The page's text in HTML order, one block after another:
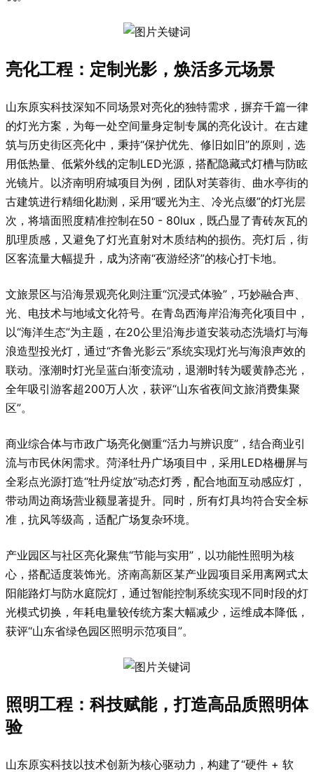
亮化工程：定制光影，焕活多元场景
山东原实科技深知不同场景对亮化的独特需求，摒弃千篇一律
的灯光方案，为每一处空间量身定制专属的亮化设计。在古建
筑与历史街区亮化中，秉持“保护优先、修旧如旧”的原则，选
用低热量、低紫外线的定制LED光源，搭配隐藏式灯槽与防眩
光镜片。以济南明府城项目为例，团队对芙蓉街、曲水亭街的
古建筑进行精细化勘测，采用“暖光为主、冷光点缀”的灯光层
次，将墙面照度精准控制在50 - 80lux，既凸显了青砖灰瓦的
肌理质感，又避免了灯光直射对木质结构的损伤。亮灯后，街
区客流量大幅提升，成为济南“夜游经济”的核心打卡地。
文旅景区与沿海景观亮化则注重“沉浸式体验”，巧妙融合声、
光、电技术与地域文化符号。在青岛西海岸沿海亮化项目中，
以“海洋生态”为主题，在20公里沿海步道安装动态洗墙灯与海
浪造型投光灯，通过“齐鲁光影云”系统实现灯光与海浪声效的
联动。涨潮时灯光呈蓝白渐变流动，退潮时转为暖黄静态光，
全年吸引游客超200万人次，获评“山东省夜间文旅消费集聚
区”。
商业综合体与市政广场亮化侧重“活力与辨识度”，结合商业引
流与市民休闲需求。菏泽牡丹广场项目中，采用LED格栅屏与
全彩点光源打造“牡丹绽放”动态灯秀，配合地面互动感应灯，
带动周边商场营业额显著提升。同时，所有灯具均符合安全标
准，抗风等级高，适配广场复杂环境。
产业园区与社区亮化聚焦“节能与实用”，以功能性照明为核
心，搭配适度装饰光。济南高新区某产业园项目采用离网式太
阳能路灯与防水庭院灯，通过智能控制系统实现不同时段的灯
光模式切换，年耗电量较传统方案大幅减少，运维成本降低，
获评“山东省绿色园区照明示范项目”。
照明工程：科技赋能，打造高品质照明体
验
山东原实科技以技术创新为核心驱动力，构建了“硬件 + 软